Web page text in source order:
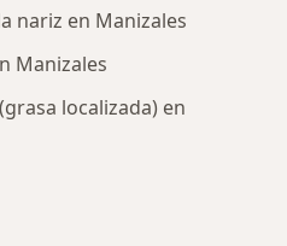
nariz en Manizales
Manizales
localizada) en